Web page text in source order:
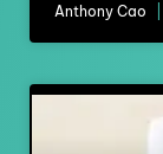
Anthony Cao